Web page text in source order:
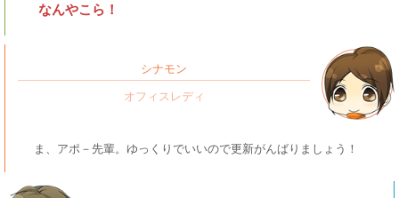
なんやこら！
シナモン
ま、アポ－先輩。ゆっくりでいいので更新がんばりましょう！